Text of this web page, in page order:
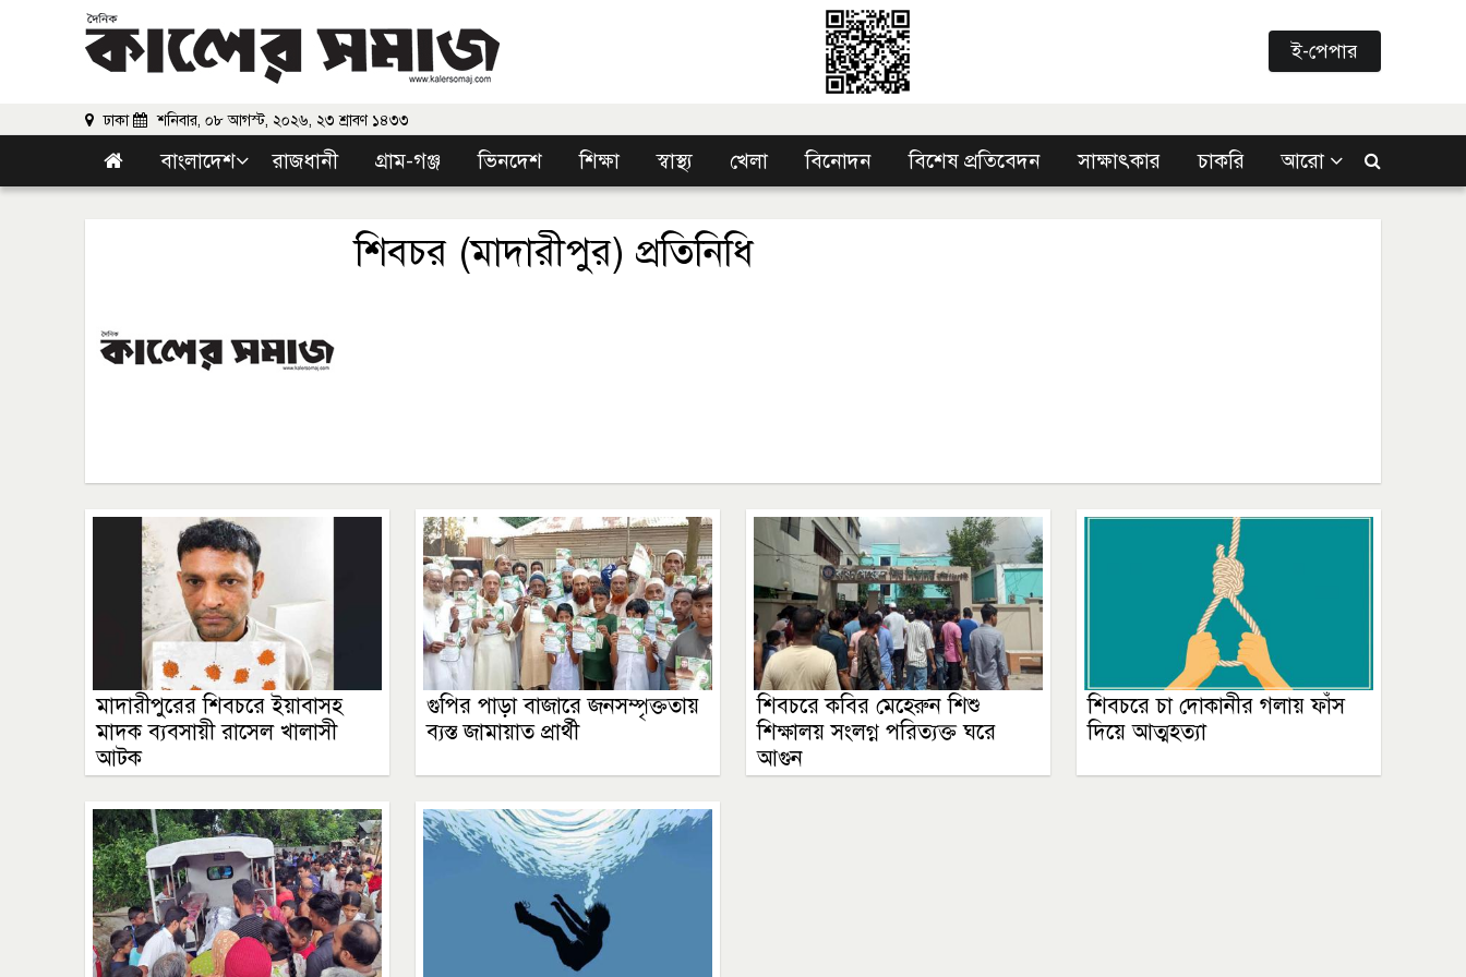
ই-পেপার
ঢাকা শনিবার, ০৮ আগস্ট, ২০২৬, ২৩ শ্রাবণ ১৪৩৩
বাংলাদেশ রাজধানী গ্রাম-গঞ্জ ভিনদেশ শিক্ষা স্বাস্থ্য খেলা বিনোদন বিশেষ প্রতিবেদন সাক্ষাৎকার চাকরি আরো
শিবচর (মাদারীপুর) প্রতিনিধি
মাদারীপুরের শিবচরে ইয়াবাসহ
মাদক ব্যবসায়ী রাসেল খালাসী
আটক
গুপির পাড়া বাজারে জনসম্পৃক্ততায়
ব্যস্ত জামায়াত প্রার্থী
শিবচরে কবির মেহেরুন শিশু
শিক্ষালয় সংলগ্ন পরিত্যক্ত ঘরে
আগুন
শিবচরে চা দোকানীর গলায় ফাঁস
দিয়ে আত্মহত্যা